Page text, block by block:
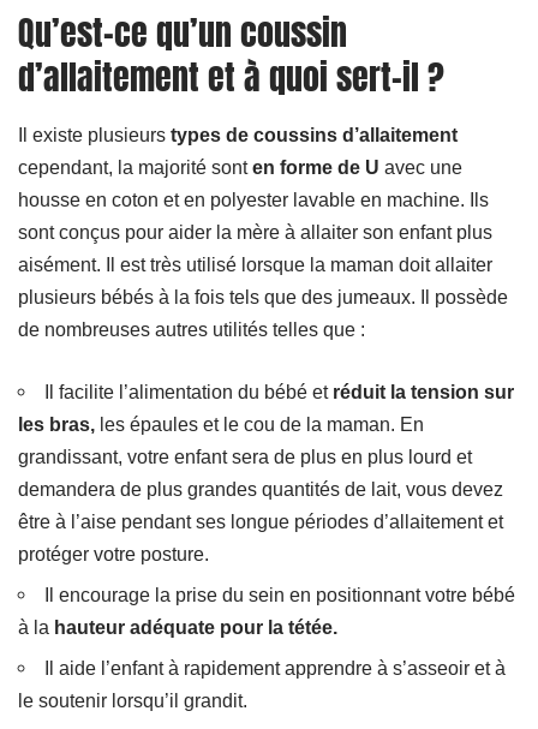
Qu’est-ce qu’un coussin
d’allaitement et à quoi sert-il ?
Il existe plusieurs types de coussins d’allaitement
cependant, la majorité sonten forme de U avec une
housse en coton et en polyester lavable en machine. Ils
sont conçus pour aider la mère à allaiter son enfant plus
aisément. Il est très utilisé lorsque la maman doit allaiter
plusieurs bébés à la fois tels que des jumeaux. Il possède
de nombreuses autres utilités telles que :
Il facilite l’alimentation du bébé etréduit la tension sur
les bras, les épaules et le cou de la maman. En
grandissant, votre enfant sera de plus en plus lourd et
demandera de plus grandes quantités de lait, vous devez
être à l’aise pendant ses longue périodes d’allaitement et
protéger votre posture.
Il encourage la prise du sein en positionnant votre bébé
à la hauteur adéquate pour la tétée.
Il aide l’enfant à rapidement apprendre à s’asseoir et à
le soutenir lorsqu’il grandit.